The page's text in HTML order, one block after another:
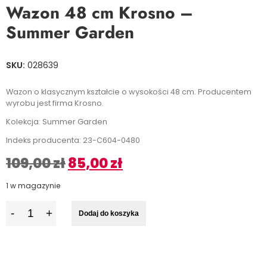
Wazon 48 cm Krosno –
Summer Garden
SKU: 028639
Wazon o klasycznym kształcie o wysokości 48 cm. Producentem
wyrobu jest firma Krosno.
Kolekcja: Summer Garden
Indeks producenta: 23-C604-0480
109,00zł85,00zł
1 w magazynie
Dodaj do koszyka